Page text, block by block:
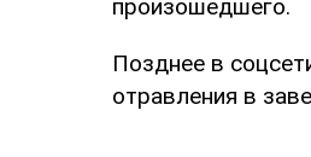
произошедшего.
Позднее в
отравления в